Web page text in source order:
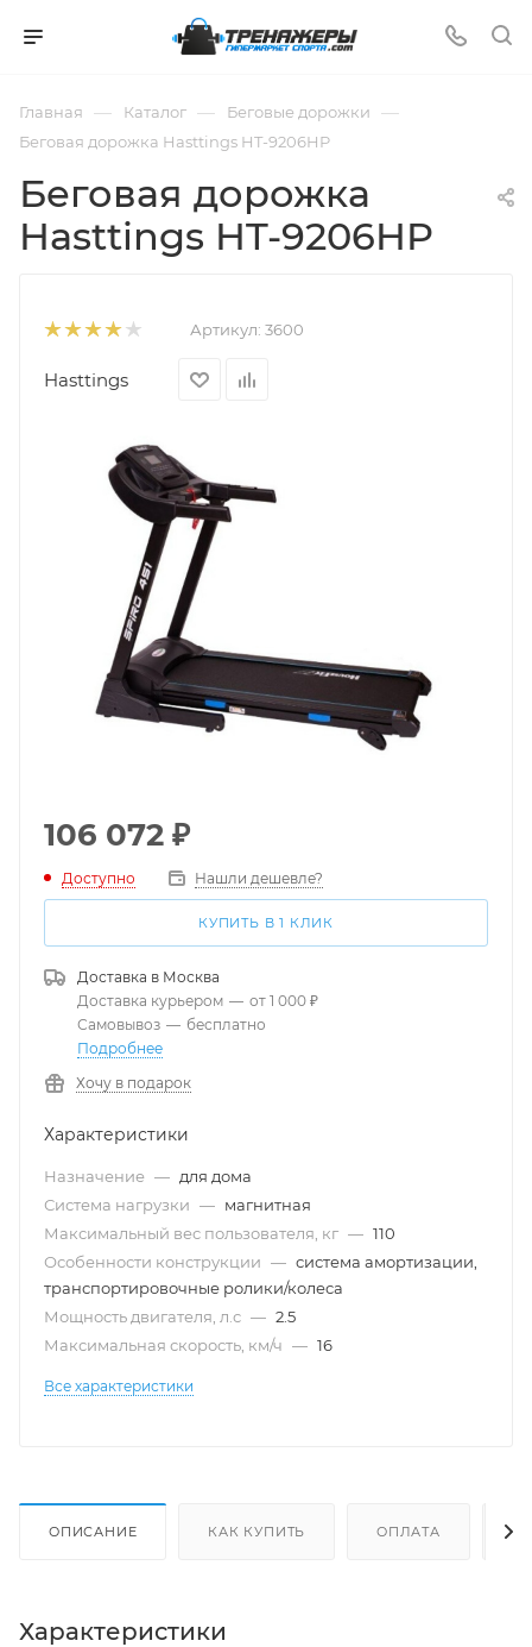
Главная — Каталог — Беговые дорожки —
Беговая дорожка Hasttings HT-9206HP
Беговая дорожка
Hasttings HT-9206HP
Артикул: 3600
Hasttings
106 072 ₽
Доступно Нашли дешевле?
КУПИТЬ В 1 КЛИК
Доставка в Москва
Доставка курьером — от 1 000 ₽
Самовывоз — бесплатно
Подробнее
Хочу в подарок
Характеристики
Назначение — для дома
Система нагрузки — магнитная
Максимальный вес пользователя, кг — 110
Особенности конструкции — система амортизации,
транспортировочные ролики/колеса
Мощность двигателя, л.с — 2.5
Максимальная скорость, км/ч — 16
Все характеристики
ОПИСАНИЕ КАК КУПИТЬ ОПЛАТА
Характеристики